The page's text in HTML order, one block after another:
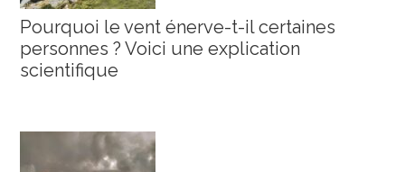
Pourquoi le vent énerve-t-il certaines
personnes ? Voici une explication
scientifique